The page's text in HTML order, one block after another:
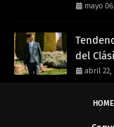
mayo
del
abril 22,
HOME